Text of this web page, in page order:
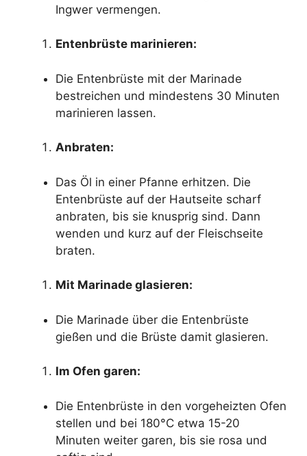
Ingwer vermengen.
Entenbrüste marinieren:
Die Entenbrüste mit der Marinade
bestreichen und mindestens 30 Minuten
marinieren lassen.
Anbraten:
Das Öl in einer Pfanne erhitzen. Die
Entenbrüste auf der Hautseite scharf
anbraten, bis sie knusprig sind. Dann
wenden und kurz auf der Fleischseite
braten.
Mit Marinade glasieren:
Die Marinade über die Entenbrüste
gießen und die Brüste damit glasieren.
Im Ofen garen:
Die Entenbrüste in den vorgeheizten Ofen
stellen und bei 180°C etwa 15-20
Minuten weiter garen, bis sie rosa und